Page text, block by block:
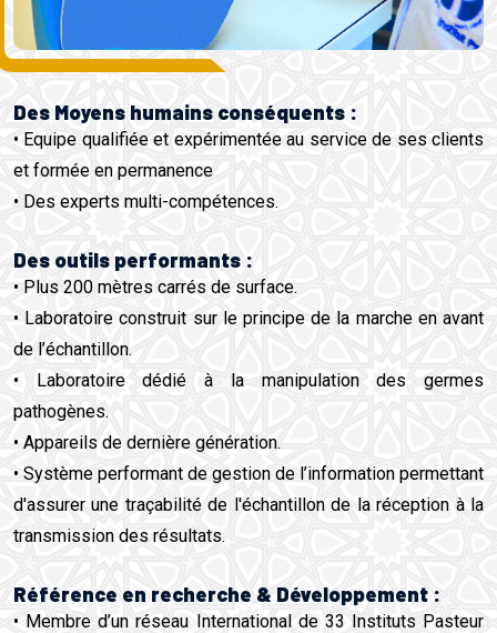
Des Moyens humains conséquents :
• Equipe qualifiée et expérimentée au service de ses clients
et formée en permanence
• Des experts multi-compétences.
Des outils performants :
• Plus 200 mètres carrés de surface.
• Laboratoire construit sur le principe de la marche en avant
de l’échantillon.
• Laboratoire dédié à la manipulation des germes
pathogènes.
• Appareils de dernière génération.
• Système performant de gestion de l’information permettant
d'assurer une traçabilité de l'échantillon de la réception à la
transmission des résultats.
Référence en recherche & Développement :
• Membre d’un réseau International de 33 Instituts Pasteur